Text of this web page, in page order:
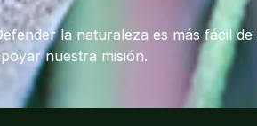
la naturaleza es más fácil
nuestra misión.